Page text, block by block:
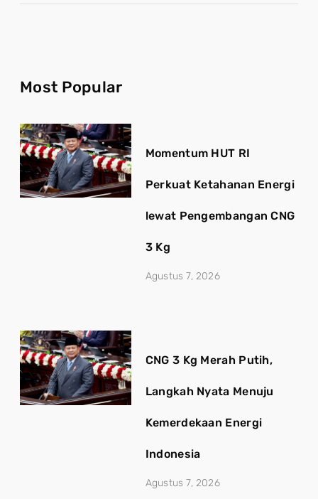
Most Popular
Momentum HUT RI
Perkuat Ketahanan Energi
lewat Pengembangan CNG
3 Kg
Agustus 7, 2026
CNG 3 Kg Merah Putih,
Langkah Nyata Menuju
Kemerdekaan Energi
Indonesia
Agustus 7, 2026